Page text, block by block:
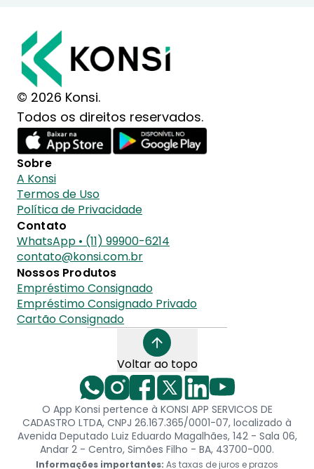
© 2026 Konsi.
Todos os direitos reservados.
Sobre
A Konsi
Termos de Uso
Política de Privacidade
Contato
WhatsApp • (11) 99900-6214
contato@konsi.com.br
Nossos Produtos
Empréstimo Consignado
Empréstimo Consignado Privado
Cartão Consignado
Voltar ao topo
O App Konsi pertence à KONSI APP SERVICOS DE
CADASTRO LTDA, CNPJ 26.167.365/0001-07, localizado à
Avenida Deputado Luiz Eduardo Magalhães, 142 - Sala 06,
Andar 2 - Centro, Simões Filho - BA, 43700-000.
Informações importantes: As taxas de juros e prazos